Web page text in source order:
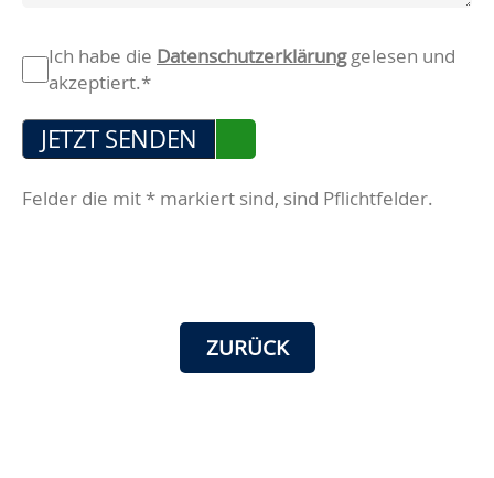
Pflichtfeld
Datenschutz*
Ich habe die Datenschutzerklärunggelesen und
akzeptiert.*
JETZT SENDEN
Felder die mit * markiert sind, sind Pflichtfelder.
ZURÜCK